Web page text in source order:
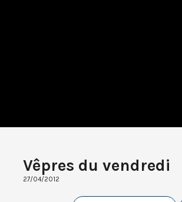
Vêpres du vendredi
27/04/2012